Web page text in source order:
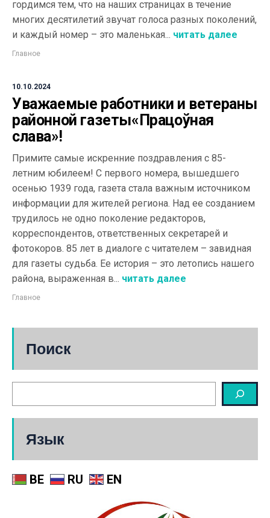
гордимся тем, что на наших страницах в течение
многих десятилетий звучат голоса разных поколений,
и каждый номер – это маленькая... читать далее
Главное
10.10.2024
Уважаемые работники и ветераны
районной газеты«Працоўная
слава»!
Примите самые искренние поздравления с 85-
летним юбилеем! С первого номера, вышедшего
осенью 1939 года, газета стала важным источником
информации для жителей региона. Над ее созданием
трудилось не одно поколение редакторов,
корреспондентов, ответственных секретарей и
фотокоров. 85 лет в диалоге с читателем – завидная
для газеты судьба. Ее история – это летопись нашего
района, выраженная в... читать далее
Главное
Поиск
Язык
BE RU EN